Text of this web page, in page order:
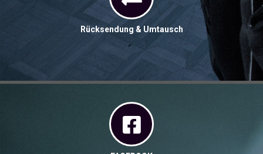
Rücksendung & Umtausch